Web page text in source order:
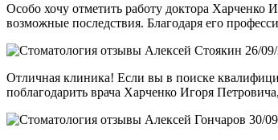
Особо хочу отметить работу доктора Харченко
возможные последствия. Благодаря его
Алексей Стоякин 26/
Отличная клиника! Если вы в поиске
поблагодарить врача Харченко Игоря
Алексей Гончаров 30/